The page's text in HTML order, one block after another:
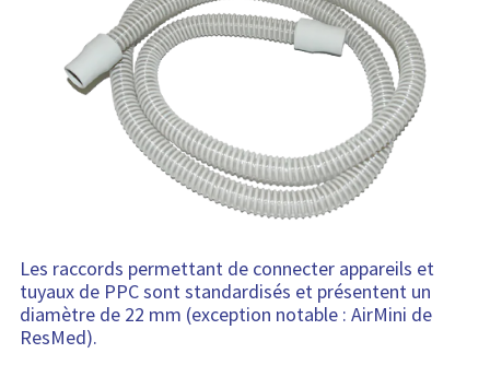
Les raccords permettant de connecter appareils et
tuyaux de PPC sont standardisés et présentent un
diamètre de 22 mm (exception notable : AirMini de
ResMed).